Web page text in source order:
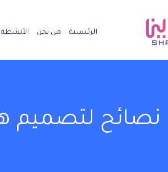
الرئيسية من نحن
نصائح لتصميم